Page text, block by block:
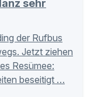
sehr
der Rufbus
Jetzt ziehen
Resümee:
beseitigt …